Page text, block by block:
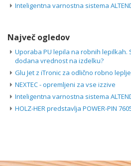
Inteligentna varnostna sistema
Največ ogledov
Uporaba PU lepila na robnih lepilkah.
dodana vrednost na izdelku?
Glu Jet z iTronic za odlično robno
NEXTEC - opremljeni za vse izzive
Inteligentna varnostna sistema
HOLZ-HER predstavlja POWER-PIN